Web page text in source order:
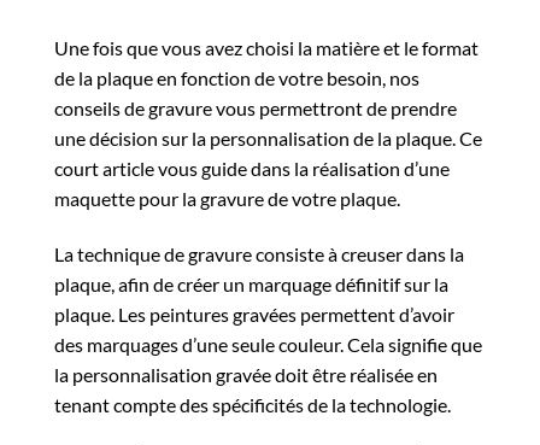
Une fois que vous avez choisi la matière et le format
de la plaque en fonction de votre besoin, nos
conseils de gravure vous permettront de prendre
une décision sur la personnalisation de la plaque. Ce
court article vous guide dans la réalisation d’une
maquette pour la gravure de votre plaque.
La technique de gravure consiste à creuser dans la
plaque, afin de créer un marquage définitif sur la
plaque. Les peintures gravées permettent d’avoir
des marquages ​​d’une seule couleur. Cela signifie que
la personnalisation gravée doit être réalisée en
tenant compte des spécificités de la technologie.